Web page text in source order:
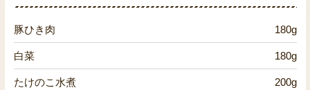
豚ひき肉 180g
白菜 180g
たけのこ水煮 200g